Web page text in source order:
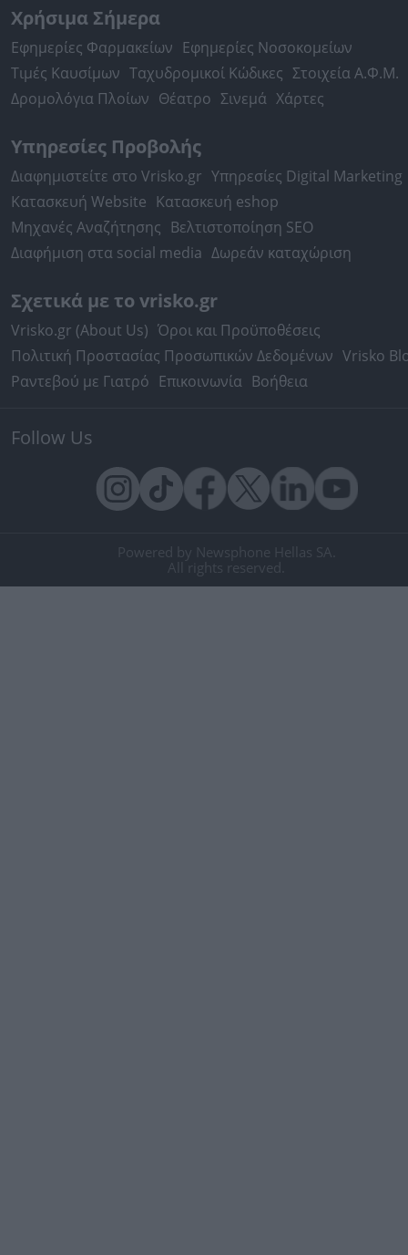
Χρήσιμα Σήμερα
Εφημερίες Φαρμακείων Εφημερίες Νοσοκομείων
Τιμές Καυσίμων Ταχυδρομικοί Κώδικες Στοιχεία Α.Φ.Μ.
Δρομολόγια Πλοίων Θέατρο Σινεμά Χάρτες
Υπηρεσίες Προβολής
Διαφημιστείτε στο Vrisko.gr Υπηρεσίες Digital Marketing
Κατασκευή Website Κατασκευή eshop
Μηχανές Αναζήτησης Βελτιστοποίηση SEO
Διαφήμιση στα social media Δωρεάν καταχώριση
Σχετικά με το vrisko.gr
Vrisko.gr (About Us) Όροι και Προϋποθέσεις
Πολιτική Προστασίας Προσωπικών Δεδομένων Vrisko
Ραντεβού με Γιατρό Επικοινωνία Βοήθεια
Follow Us
Powered by Newsphone Hellas SA.
All rights reserved.